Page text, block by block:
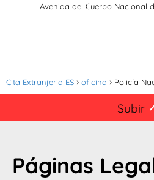
Avenida del Cuerpo Nacional
Cita Extranjeria ES oficina Policía
Subir
Páginas